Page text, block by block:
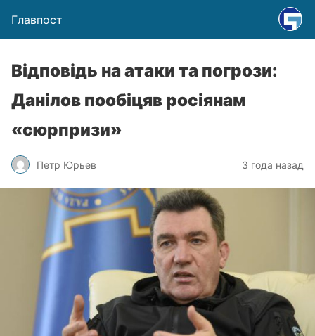
Главпост
Відповідь на атаки та погрози:
Данілов пообіцяв росіянам
«сюрпризи»
Петр Юрьев 3 года назад